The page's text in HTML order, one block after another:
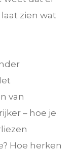
zien wat
van
– hoe je
Hoe herken